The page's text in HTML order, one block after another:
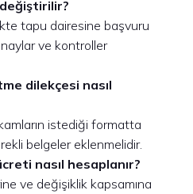
tapu dairesine başvuru
ve kontroller
dilekçesi nasıl
istediği formatta
belgeler eklenmelidir.
nasıl hesaplanır?
ve değişiklik kapsamına